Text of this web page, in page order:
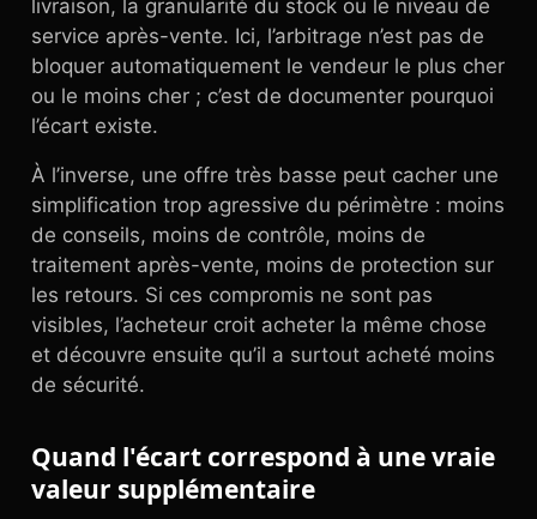
livraison, la granularité du stock ou le niveau de
service après-vente. Ici, l’arbitrage n’est pas de
bloquer automatiquement le vendeur le plus cher
ou le moins cher ; c’est de documenter pourquoi
l’écart existe.
À l’inverse, une offre très basse peut cacher une
simplification trop agressive du périmètre : moins
de conseils, moins de contrôle, moins de
traitement après-vente, moins de protection sur
les retours. Si ces compromis ne sont pas
visibles, l’acheteur croit acheter la même chose
et découvre ensuite qu’il a surtout acheté moins
de sécurité.
Quand l'écart correspond à une vraie
valeur supplémentaire